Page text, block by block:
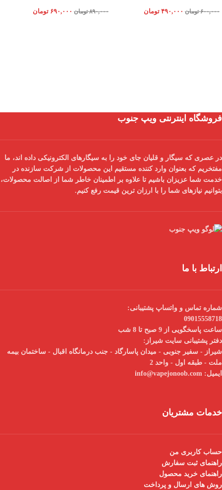
۶۰۰,۰۰۰ تومان ۴۹۰,۰۰۰ تومان ۸۹۰,۰۰۰ تومان ۶۹۰,۰۰۰ تومان
فروشگاه اینترنتی ویپ جنوب
در عصری که سیگار و قلیان جای خود را به سیگارهای الکترونیکی داده اند، ما
مفتخریم که بعنوان وارد کننده مستقیم این محصولات از شرکت سازنده در
خدمت شما عزیزان باشیم تا علاوه بر اطمینان خاطر شما از
اصالت محصولات،
بتوانیم نیازهای شما را با ارزان ترین قیمت رفع کنیم.
ارتباط با ما
شماره تماس و واتساپ پشتیبانی:
09015558718
ساعت پاسخگویی از 9 صبح تا 8 شب
دفتر پشتیبانی سایت شیراز:
شیراز - سفیر جنوبی - میدان پاسارگاد - جنب درمانگاه اقبال - ساختمان بیمه
ملت - طبقه اول - واحد 2
ایمیل:
خدمات مشتریان
حساب کاربری من
راهنمای ثبت سفارش
راهنمای خرید محصول
روش های ارسال و پرداخت